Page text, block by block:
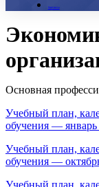
Контакты
Основная
Учебный план,
обучения — январь
Учебный план,
обучения —